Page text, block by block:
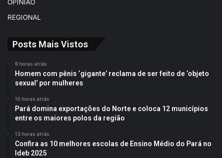
OPINIÃO
REGIONAL
Posts Mais Vistos
9 horas atrás
Homem com pênis ‘gigante’ reclama de ser feito de ‘objeto
sexual’ por mulheres
10 horas atrás
Pará domina exportações do Norte e coloca 12 municípios
entre os maiores polos da região
13 horas atrás
Confira as 10 melhores escolas de Ensino Médio do Pará no
Ideb 2025